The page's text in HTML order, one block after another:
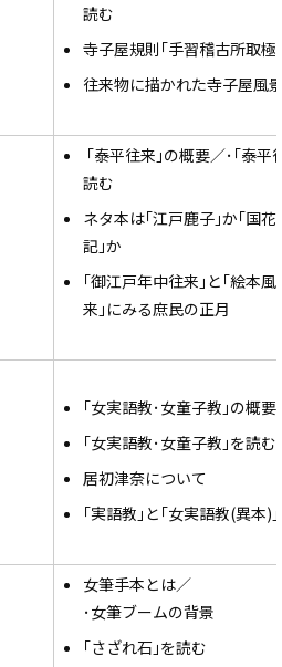
読む
寺子屋規則｢手習稽古所取極
往来物に描かれた寺子屋風
｢泰平往来｣の概要／･｢泰平
読む
ネタ本は｢江戸鹿子｣か｢国花
記｣か
｢御江戸年中往来｣と｢絵本風
来｣にみる庶民の正月
｢女実語教･女童子教｣の概要
｢女実語教･女童子教｣を読む
居初津奈について
｢実語教｣と｢女実語教(異本)｣
女筆手本とは／
･女筆ブームの背景
｢さざれ石｣を読む